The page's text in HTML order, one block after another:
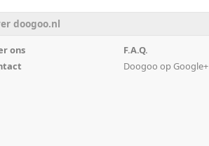
doogoo.nl
ons
F.A.Q.
Doogoo op Google+